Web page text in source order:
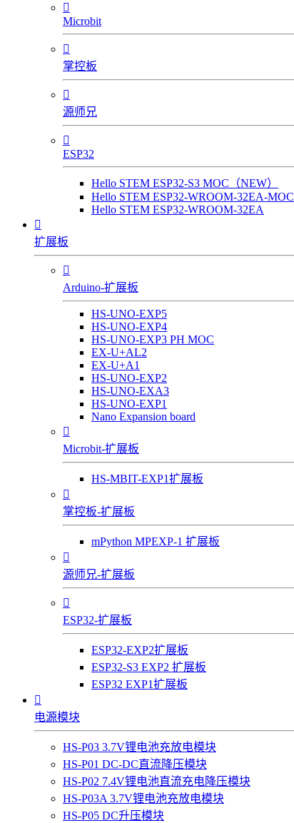

Microbit

掌控板

源师兄

ESP32
Hello STEM ESP32-S3 MOC（NEW）
Hello STEM ESP32-WROOM-32EA-MOC
Hello STEM ESP32-WROOM-32EA

扩展板

Arduino-扩展板
HS-UNO-EXP5
HS-UNO-EXP4
HS-UNO-EXP3 PH MOC
EX-U+AL2
EX-U+A1
HS-UNO-EXP2
HS-UNO-EXA3
HS-UNO-EXP1
Nano Expansion board

Microbit-扩展板
HS-MBIT-EXP1扩展板

掌控板-扩展板
mPython MPEXP-1 扩展板

源师兄-扩展板

ESP32-扩展板
ESP32-EXP2扩展板
ESP32-S3 EXP2 扩展板
ESP32 EXP1扩展板

电源模块
HS-P03 3.7V锂电池充放电模块
HS-P01 DC-DC直流降压模块
HS-P02 7.4V锂电池直流充电降压模块
HS-P03A 3.7V锂电池充放电模块
HS-P05 DC升压模块